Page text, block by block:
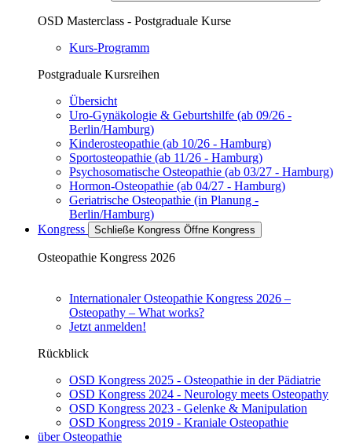
OSD Masterclass - Postgraduale Kurse
Kurs-Programm
Postgraduale Kursreihen
Übersicht
Uro-Gynäkologie & Geburtshilfe (ab 09/26 -
Berlin/Hamburg)
Kinderosteopathie (ab 10/26 - Hamburg)
Sportosteopathie (ab 11/26 - Hamburg)
Psychosomatische Osteopathie (ab 03/27 - Hamburg)
Hormon-Osteopathie (ab 04/27 - Hamburg)
Geriatrische Osteopathie (in Planung -
Berlin/Hamburg)
Kongress
Schließe Kongress Öffne Kongress
Osteopathie Kongress 2026
Internationaler Osteopathie Kongress 2026 –
Osteopathy – What works?
Jetzt anmelden!
Rückblick
OSD Kongress 2025 - Osteopathie in der Pädiatrie
OSD Kongress 2024 - Neurology meets Osteopathy
OSD Kongress 2023 - Gelenke & Manipulation
OSD Kongress 2019 - Kraniale Osteopathie
über Osteopathie